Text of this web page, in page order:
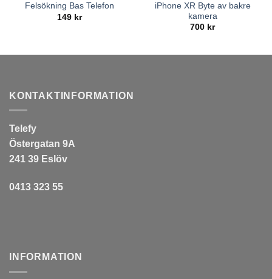
Felsökning Bas Telefon
149 kr
iPhone XR Byte av bakre
kamera
700 kr
KONTAKTINFORMATION
Telefy
Östergatan 9A
241 39 Eslöv
0413 323 55
INFORMATION